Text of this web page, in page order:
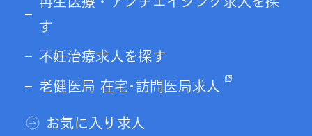
す
不妊治療求人を探す
老健医局 在宅･訪問医局求人
お気に入り求人